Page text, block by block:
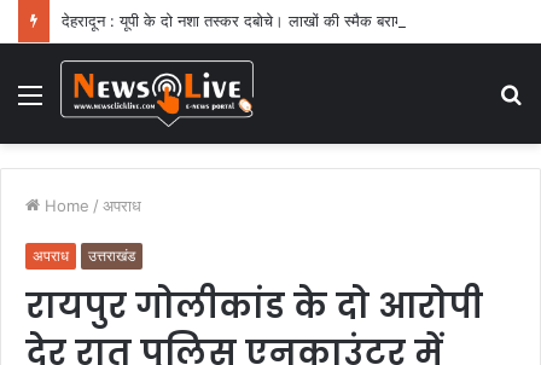
देहरादून : यूपी के दो नशा तस्कर दबोचे। लाखों की स्मैक बरामद
Menu
Home / अपराध
अपराध उत्तराखंड
रायपुर गोलीकांड के दो आरोपी
देर रात पुलिस एनकाउंटर में